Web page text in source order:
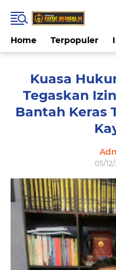
Home Terpopuler
Kuasa
Tegaskan
Bantah Keras
05/